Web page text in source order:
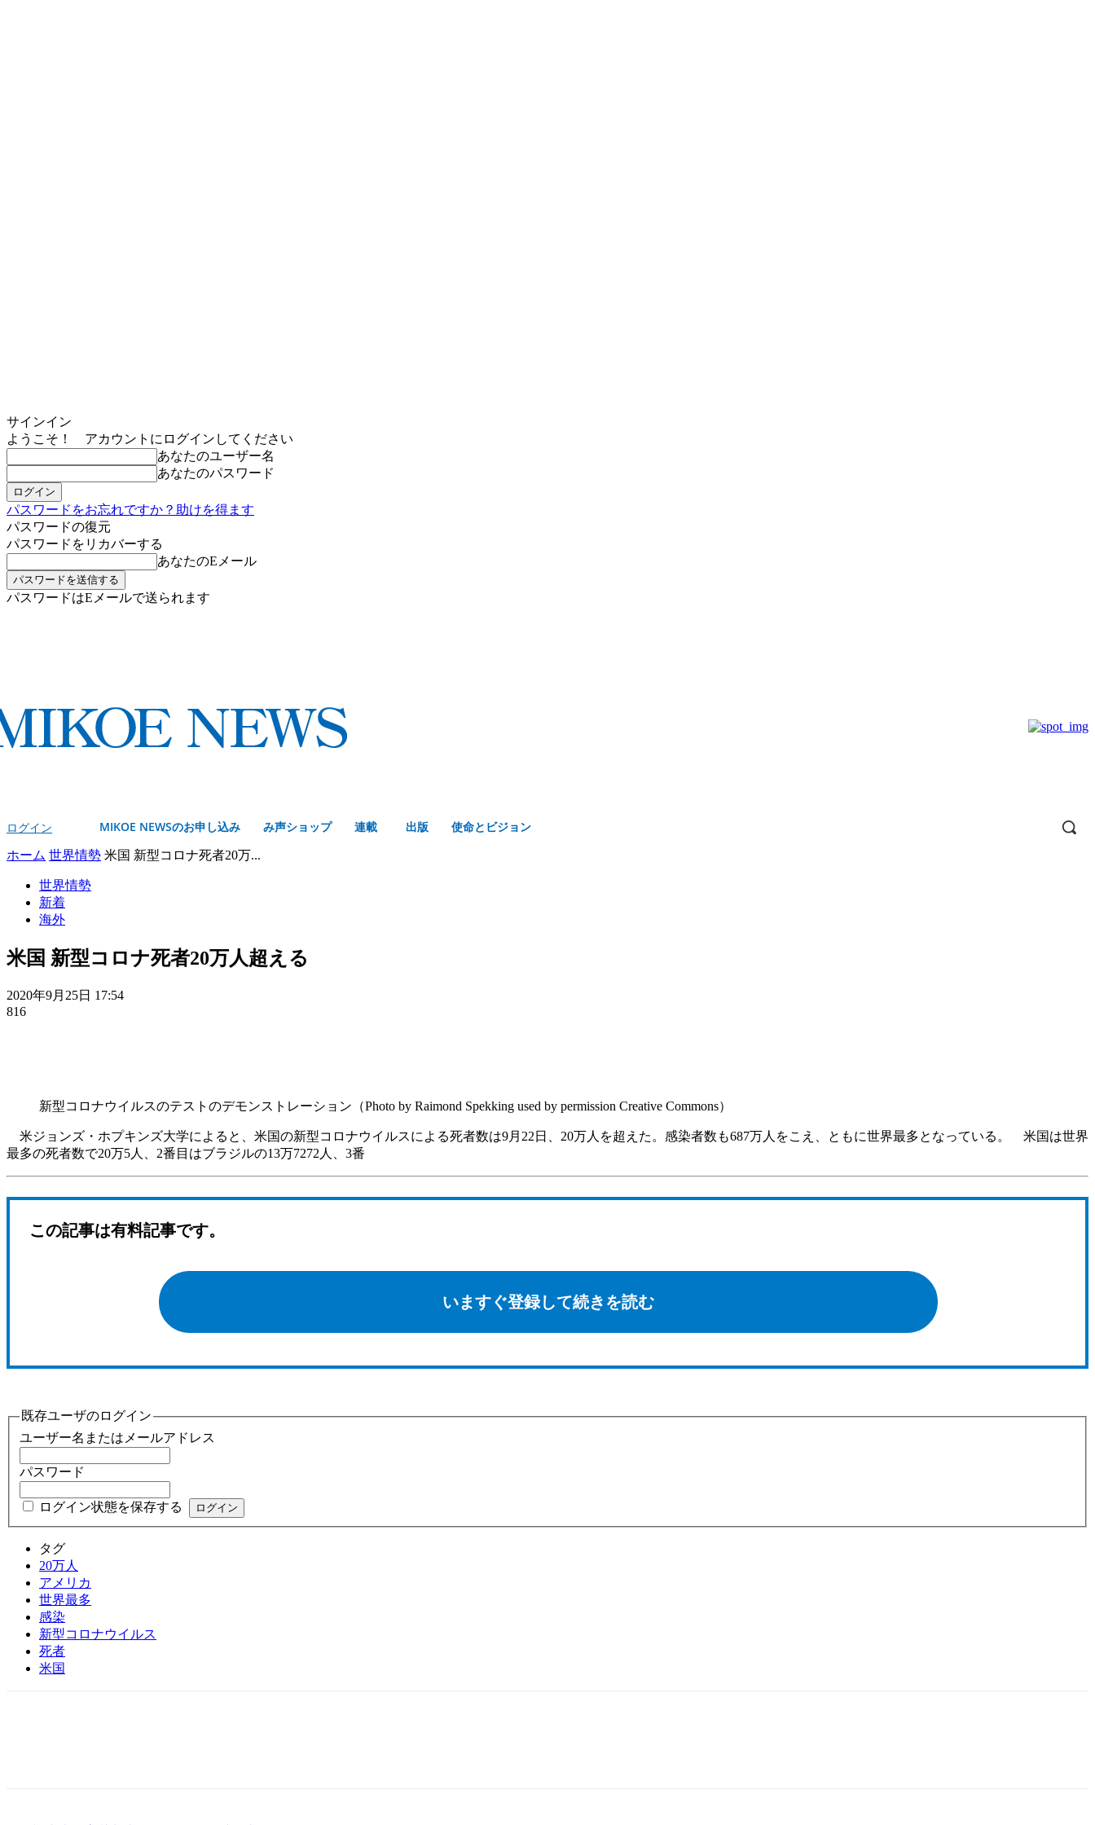
サインイン
ようこそ！ アカウントにログインしてください
あなたのユーザー名
あなたのパスワード
パスワードをお忘れですか？助けを得ます
パスワードの復元
パスワードをリカバーする
あなたのEメール
パスワードはEメールで送られます
ログイン MIKOE NEWSのお申し込み み声ショップ 連載 出版 使命とビジョン
ホーム 世界情勢 米国 新型コロナ死者20万...
世界情勢
新着
海外
米国 新型コロナ死者20万人超える
2020年9月25日 17:54
816
新型コロナウイルスのテストのデモンストレーション（Photo by Raimond Spekking used by permission Creative Commons）
米ジョンズ・ホプキンズ大学によると、米国の新型コロナウイルスによる死者数は9月22日、20万人を超えた。感染者数も687万人をこえ、ともに世界最多となっている。 米国は世界
最多の死者数で20万5人、2番目はブラジルの13万7272人、3番
この記事は有料記事です。
いますぐ登録して続きを読む
既存ユーザのログイン
ユーザー名またはメールアドレス
パスワード
ログイン状態を保存する
タグ
20万人
アメリカ
世界最多
感染
新型コロナウイルス
死者
米国